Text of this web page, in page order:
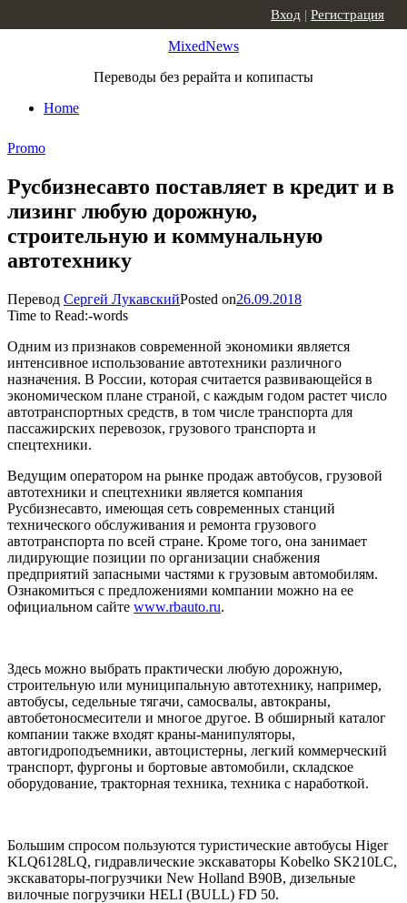
MixedNews
Переводы без рерайта и копипасты
Home
Вход | Регистрация
Promo
Русбизнесавто поставляет в кредит и в
лизинг любую дорожную,
строительную и коммунальную
автотехнику
Перевод Сергей ЛукавскийPosted on26.09.2018
Time to Read:-words
Одним из признаков современной экономики является
интенсивное использование автотехники различного
назначения. В России, которая считается развивающейся в
экономическом плане страной, с каждым годом растет число
автотранспортных средств, в том числе транспорта для
пассажирских перевозок, грузового транспорта и
спецтехники.
Ведущим оператором на рынке продаж автобусов, грузовой
автотехники и спецтехники является компания
Русбизнесавто, имеющая сеть современных станций
технического обслуживания и ремонта грузового
автотранспорта по всей стране. Кроме того, она занимает
лидирующие позиции по организации снабжения
предприятий запасными частями к грузовым автомобилям.
Ознакомиться с предложениями компании можно на ее
официальном сайте www.rbauto.ru.
Здесь можно выбрать практически любую дорожную,
строительную или муниципальную автотехнику, например,
автобусы, седельные тягачи, самосвалы, автокраны,
автобетоносмесители и многое другое. В обширный каталог
компании также входят краны-манипуляторы,
автогидроподъемники, автоцистерны, легкий коммерческий
транспорт, фургоны и бортовые автомобили, складское
оборудование, тракторная техника, техника с наработкой.
Большим спросом пользуются туристические автобусы Higer
KLQ6128LQ, гидравлические экскаваторы Kobelko SK210LC,
экскаваторы-погрузчики New Holland B90B, дизельные
вилочные погрузчики HELI (BULL) FD 50.